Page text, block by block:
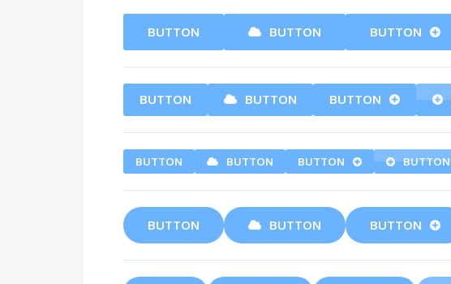
BUTTON BUTTON BUTTON
BUTTON BUTTON BUTTON
BUTTON BUTTON BUTTON BUTTON
BUTTON BUTTON BUTTON